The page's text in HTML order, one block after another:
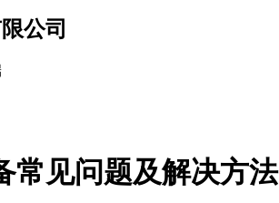
公司
常见问题及解决方法